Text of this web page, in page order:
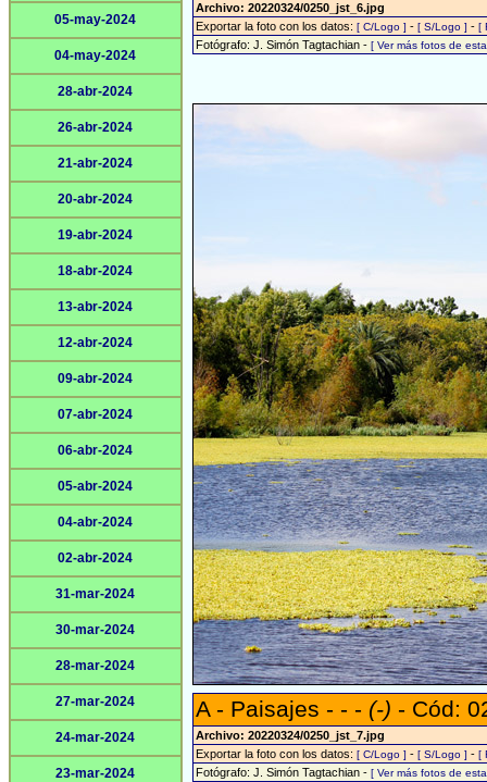
05-may-2024
04-may-2024
28-abr-2024
26-abr-2024
21-abr-2024
20-abr-2024
19-abr-2024
18-abr-2024
13-abr-2024
12-abr-2024
09-abr-2024
07-abr-2024
06-abr-2024
05-abr-2024
04-abr-2024
02-abr-2024
31-mar-2024
30-mar-2024
28-mar-2024
27-mar-2024
24-mar-2024
23-mar-2024
Archivo: 20220324/0250_jst_6.jpg
Exportar la foto con los datos: [ C/Logo ] - [ S/Logo ] - [
Fotógrafo: J. Simón Tagtachian - [ Ver más fotos de
A - Paisajes - - - (-) - Cód:
Archivo: 20220324/0250_jst_7.jpg
Exportar la foto con los datos: [ C/Logo ] - [ S/Logo ] - [
Fotógrafo: J. Simón Tagtachian - [ Ver más fotos de